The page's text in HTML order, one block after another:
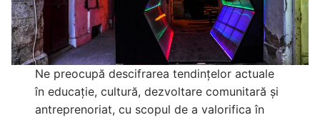
Ne preocupă descifrarea tendințelor actuale
în educație, cultură, dezvoltare comunitară și
antreprenoriat, cu scopul de a valorifica în